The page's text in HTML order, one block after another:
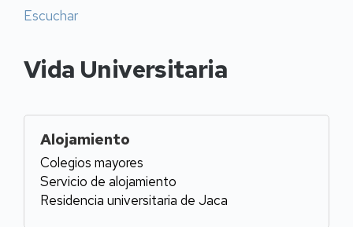
de
navegación
Escuchar
Vida Universitaria
Vida
universitaria
Alojamiento
Colegios mayores
Servicio de alojamiento
Residencia universitaria de Jaca